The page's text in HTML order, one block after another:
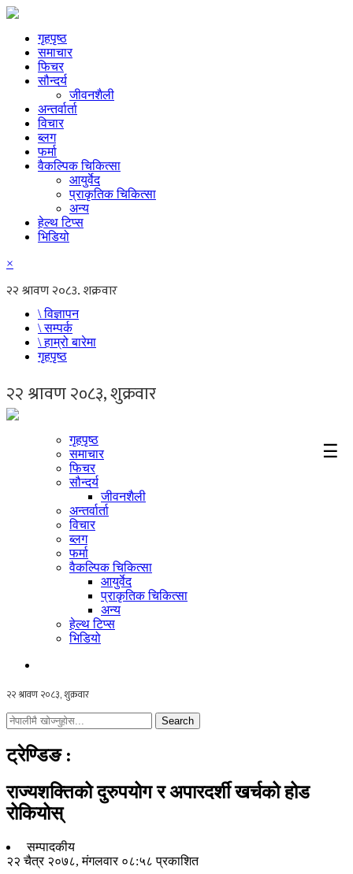
गृहपृष्ठ
समाचार
फिचर
सौन्दर्य
जीवनशैली
अन्तर्वार्ता
विचार
ब्लग
फर्मा
वैकल्पिक चिकित्सा
आयुर्वेद
प्राकृतिक चिकित्सा
अन्य
हेल्थ टिप्स
भिडियो
×
\ विज्ञापन
\ सम्पर्क
\ हाम्रो बारेमा
गृहपृष्ठ
☰
गृहपृष्ठ
समाचार
फिचर
सौन्दर्य
जीवनशैली
अन्तर्वार्ता
विचार
ब्लग
फर्मा
वैकल्पिक चिकित्सा
आयुर्वेद
प्राकृतिक चिकित्सा
अन्य
हेल्थ टिप्स
भिडियो
Search
ट्रेण्डिङ :
राज्यशक्तिको दुरुपयोग र अपारदर्शी खर्चको होड
रोकियोस्
सम्पादकीय
२२ चैत्र २०७८, मंगलवार ०८:५८ प्रकाशित